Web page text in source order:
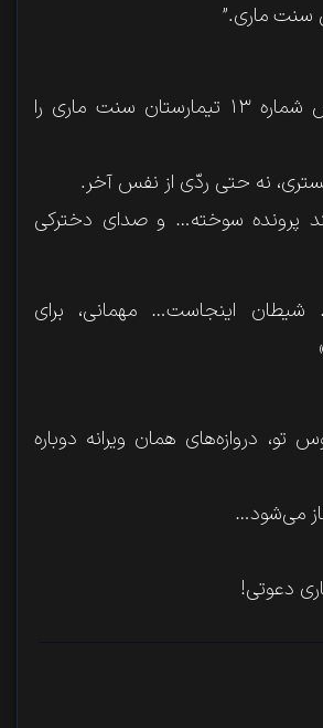
سنت ماری.”
آتشی مرموز بخش شماره ۱۳ تیمارستان سنت ماری را
نه حتی ردّی از نفس آخر.
پرونده سوخته… و صدای دخترکی
شیطان اینجاست… مهمانی، برای
تو، دروازه‌های همان ویرانه دوباره
می‌شود…
دعوتی!